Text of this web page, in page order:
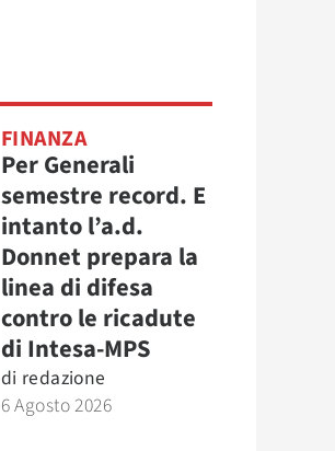
FINANZA
Per Generali
semestre record. E
intanto l’a.d.
Donnet prepara la
linea di difesa
contro le ricadute
di Intesa-MPS
di redazione
6 Agosto 2026